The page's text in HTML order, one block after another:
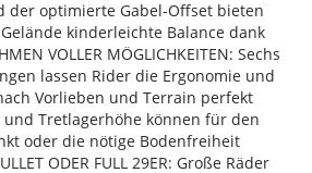
der optimierte Gabel-Offset bieten
kinderleichte Balance dank
VOLLER MÖGLICHKEITEN: Sechs
lassen Rider die Ergonomie und
Vorlieben und Terrain perfekt
Tretlagerhöhe können für den
oder die nötige Bodenfreiheit
ODER FULL 29ER: Große Räder